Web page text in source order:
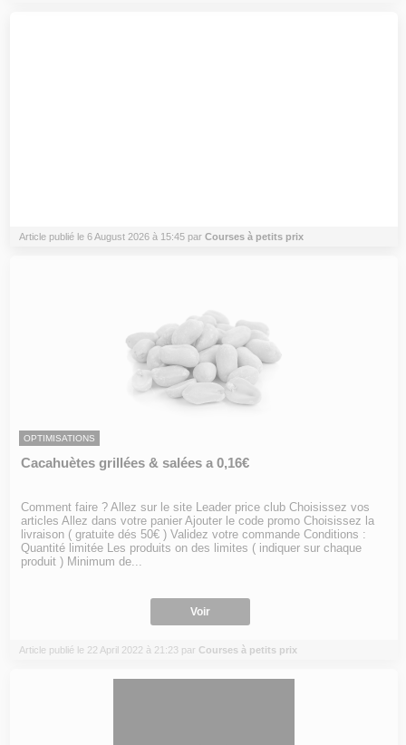
Article publié le 6 August 2026 à 15:45 par Courses à petits prix
OPTIMISATIONS
Cacahuètes grillées & salées a 0,16€
Comment faire ? Allez sur le site Leader price club Choisissez vos
articles Allez dans votre panier Ajouter le code promo Choisissez la
livraison ( gratuite dés 50€ ) Validez votre commande Conditions :
Quantité limitée Les produits on des limites ( indiquer sur chaque
produit ) Minimum de...
Voir
Article publié le 22 April 2022 à 21:23 par Courses à petits prix